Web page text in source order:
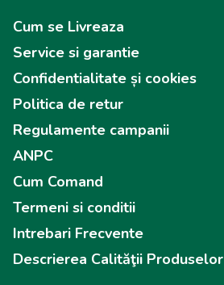
Cum se Livreaza
Service si garantie
Confidentialitate și cookies
Politica de retur
Regulamente campanii
ANPC
Cum Comand
Termeni si conditii
Intrebari Frecvente
Descrierea Calităţii Produselor